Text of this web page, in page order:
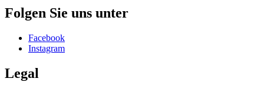
Folgen Sie uns unter
Facebook
Instagram
Legal